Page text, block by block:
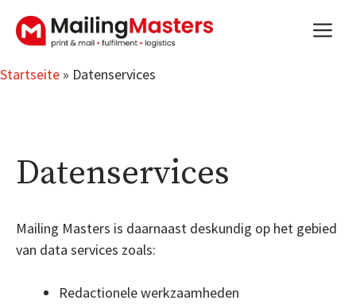
Inhalt
Startseite » Datenservices
Datenservices
Mailing Masters is daarnaast deskundig op het gebied
van data services zoals:
Redactionele werkzaamheden